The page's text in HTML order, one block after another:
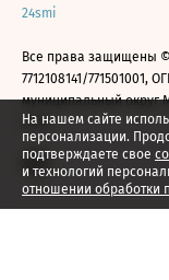
На нашем сайте
персонализации.
подтверждаете свое
и технологий
отношении обработки
24smi
Все права защищены
7712108141/771501001,
муниципальный округ
2026